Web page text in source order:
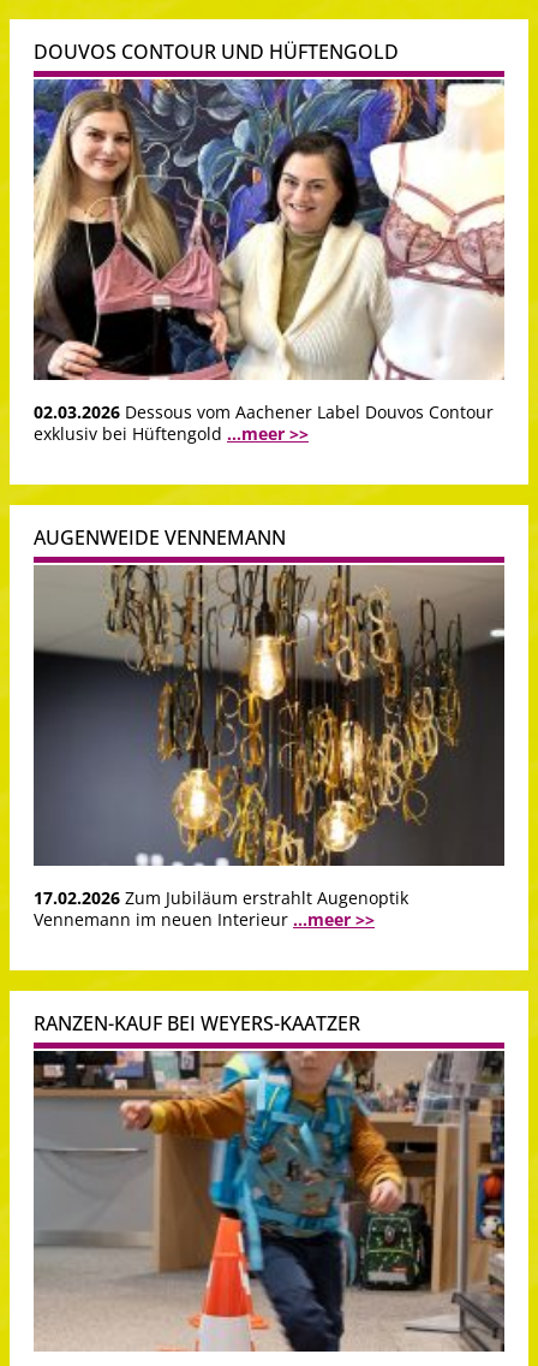
DOUVOS CONTOUR UND HÜFTENGOLD
02.03.2026 Dessous vom Aachener Label Douvos Contour
exklusiv bei Hüftengold ...meer >>
AUGENWEIDE VENNEMANN
17.02.2026 Zum Jubiläum erstrahlt Augenoptik
Vennemann im neuen Interieur ...meer >>
RANZEN-KAUF BEI WEYERS-KAATZER